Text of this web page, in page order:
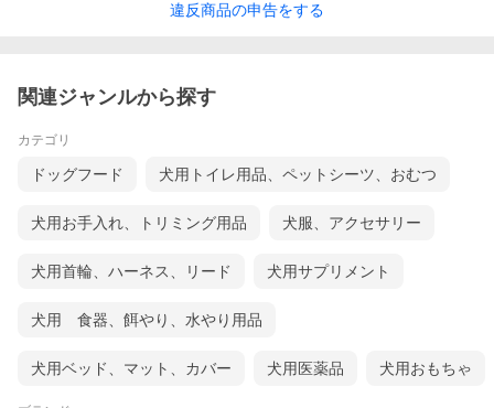
違反商品の申告をする
関連ジャンルから探す
カテゴリ
ドッグフード 犬用トイレ用品、ペットシーツ、おむつ
犬用お手入れ、トリミング用品 犬服、アクセサリー
犬用首輪、ハーネス、リード 犬用サプリメント
犬用 食器、餌やり、水やり用品
犬用ベッド、マット、カバー 犬用医薬品 犬用おもちゃ